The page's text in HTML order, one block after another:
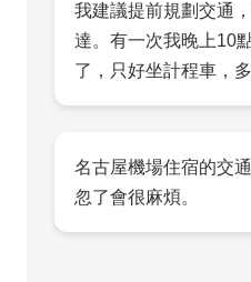
我建議提前規劃交通
達。有一次我晚上10
了，只好坐計程車，多
名古屋機場住宿的交
忽了會很麻煩。